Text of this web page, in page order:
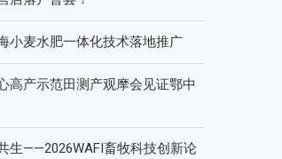
小麦水肥一体化技术落地推广
高产示范田测产观摩会见证鄂中
生——2026WAFI畜牧科技创新论